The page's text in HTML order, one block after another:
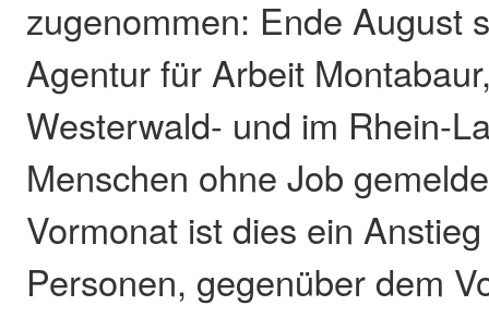
zugenommen: Ende August
Agentur für Arbeit
Westerwald- und im Rhein-
Menschen ohne Job
Vormonat ist dies ein
Personen, gegenüber dem